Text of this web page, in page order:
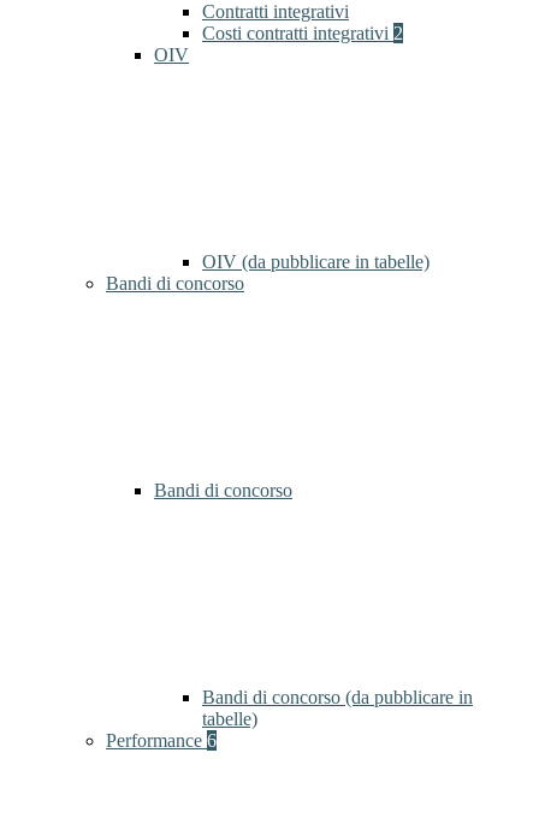
Contratti integrativi
Costi contratti integrativi 2
OIV
OIV (da pubblicare in tabelle)
Bandi di concorso
Bandi di concorso
Bandi di concorso (da pubblicare in
tabelle)
Performance 6